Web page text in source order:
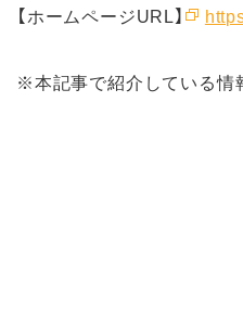
【ホームページURL】
※本記事で紹介している情